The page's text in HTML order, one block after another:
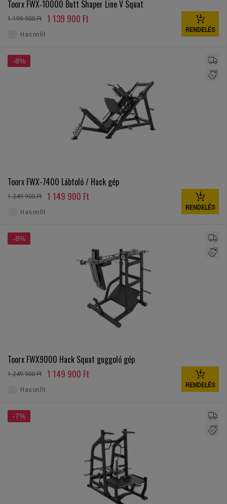
Toorx FWX‑10000 Butt Shaper Line V Squat
1 199 900 Ft 1 139 900 Ft
RENDELÉS
Hasonlít
-8%
Toorx FWX-7400 Lábtoló / Hack gép
1 249 900 Ft 1 149 900 Ft
RENDELÉS
Hasonlít
-8%
Toorx FWX9000 Hack Squat guggoló gép
1 249 900 Ft 1 149 900 Ft
RENDELÉS
Hasonlít
-7%